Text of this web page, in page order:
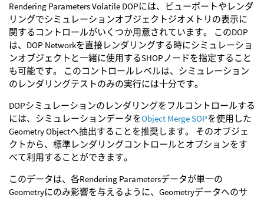
Rendering Parameters Volatile DOPには、ビューポートやレンダ
リングでシミュレーションオブジェクトジオメトリの表示に
関するコントロールがいくつか用意されています。 このDOP
は、DOP Networkを直接レンダリングする時にシミュレーショ
ンオブジェクトと一緒に使用するSHOPノードを指定すること
も可能です。 このコントロールレベルは、シミュレーション
のレンダリングテストのみの実行には十分です。
DOPシミュレーションのレンダリングをフルコントロールする
には、シミュレーションデータをObject Merge SOPを使用した
Geometry Objectへ抽出することを推奨します。 そのオブジェ
クトから、標準レンダリングコントロールとオプションをす
べて利用することができます。
このデータは、各Rendering Parametersデータが単一の
Geometryにのみ影響を与えるように、Geometryデータへのサ